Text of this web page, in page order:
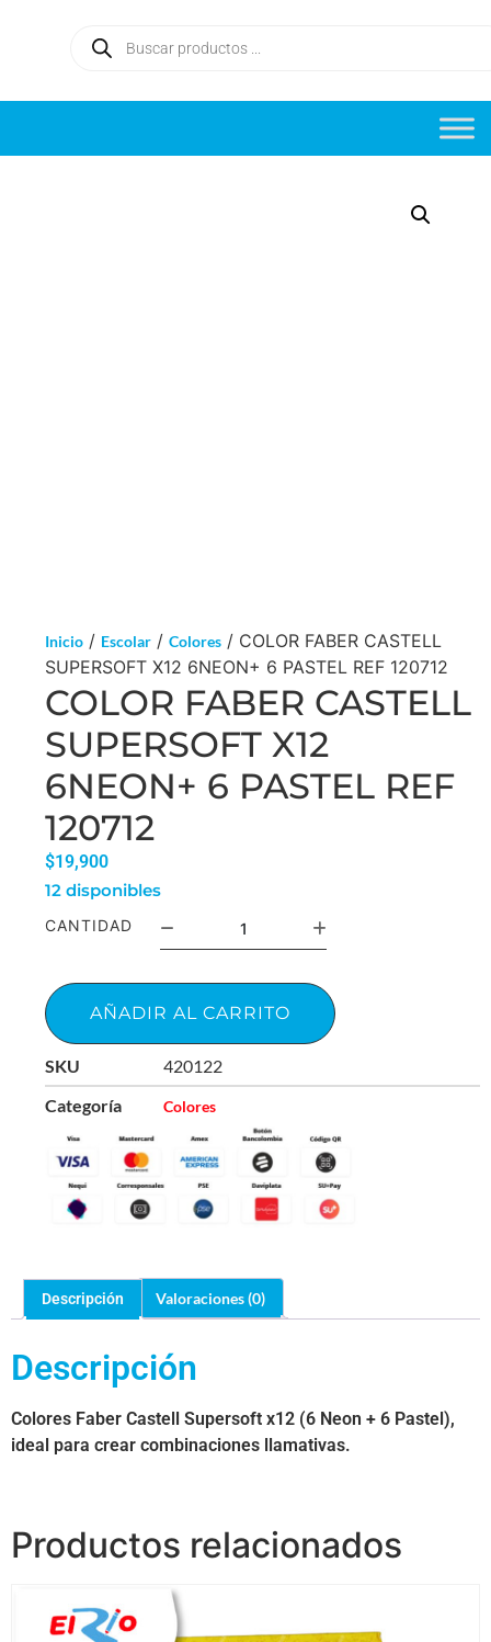
Inicio / Escolar / Colores / COLOR FABER CASTELL
SUPERSOFT X12 6NEON+ 6 PASTEL REF 120712
COLOR FABER CASTELL
SUPERSOFT X12
6NEON+ 6 PASTEL REF
120712
$19,900
12 disponibles
CANTIDAD
AÑADIR AL CARRITO
SKU
420122
Categoría
Colores
Descripción Valoraciones (0)
Descripción
Colores Faber Castell Supersoft x12 (6 Neon + 6 Pastel),
ideal para crear combinaciones llamativas.
Productos relacionados